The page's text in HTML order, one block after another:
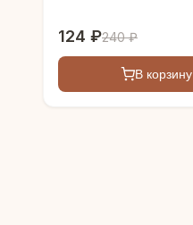
124 ₽240 ₽
В корзину